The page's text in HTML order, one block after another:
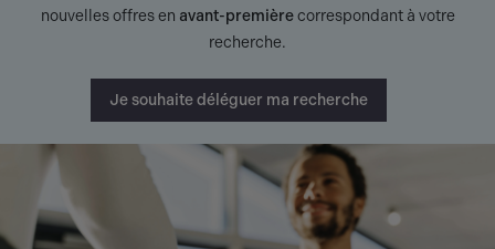
nouvelles offres en avant-premièrecorrespondant à votre
recherche.
Je souhaite déléguer ma recherche